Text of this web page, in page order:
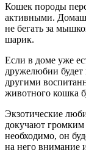
Кошек породы
активными.
не бегать за
шарик.
Если в доме уже
дружелюбии
другими
животного кошка
Экзотические
докучают громким
необходимо, он
на него внимание